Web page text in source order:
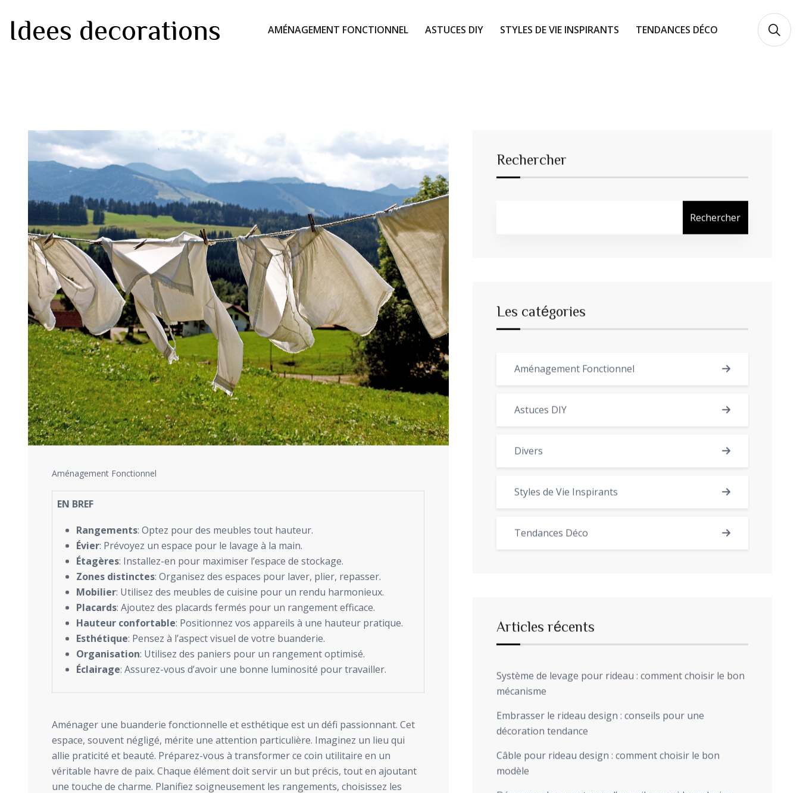
Idees decorations AMÉNAGEMENT FONCTIONNEL ASTUCES DIY STYLES DE VIE INSPIRANTS TENDANCES DÉCO
Aménagement Fonctionnel
EN BREF
Rangements: Optez pour des meubles tout hauteur.
Évier: Prévoyez un espace pour le lavage à la main.
Étagères: Installez-en pour maximiser l’espace de stockage.
Zones distinctes: Organisez des espaces pour laver, plier, repasser.
Mobilier: Utilisez des meubles de cuisine pour un rendu harmonieux.
Placards: Ajoutez des placards fermés pour un rangement efficace.
Hauteur confortable: Positionnez vos appareils à une hauteur pratique.
Esthétique: Pensez à l’aspect visuel de votre buanderie.
Organisation: Utilisez des paniers pour un rangement optimisé.
Éclairage: Assurez-vous d’avoir une bonne luminosité pour travailler.
Aménager une buanderie fonctionnelle et esthétique est un défi passionnant. Cet
espace, souvent négligé, mérite une attention particulière. Imaginez un lieu qui
allie praticité et beauté. Préparez-vous à transformer ce coin utilitaire en un
véritable havre de paix. Chaque élément doit servir un but précis, tout en ajoutant
une touche de charme. Planifiez soigneusement les rangements, choisissez les
Rechercher
Rechercher
Les catégories
Aménagement Fonctionnel
Astuces DIY
Divers
Styles de Vie Inspirants
Tendances Déco
Articles récents
Système de levage pour rideau : comment choisir le bon
mécanisme
Embrasser le rideau design : conseils pour une
décoration tendance
Câble pour rideau design : comment choisir le bon
modèle